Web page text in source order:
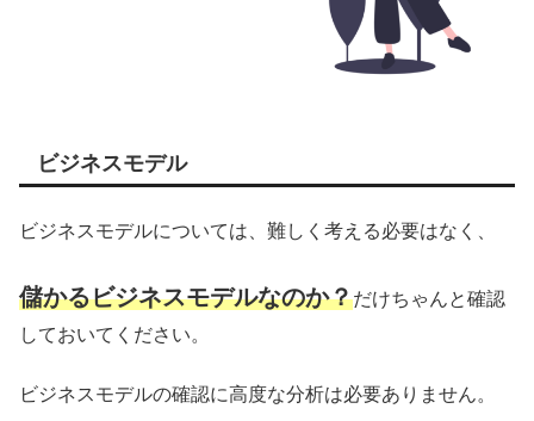
ビジネスモデル
ビジネスモデルについては、難しく考える必要はなく、
儲かるビジネスモデルなのか？だけちゃんと確認
しておいてください。
ビジネスモデルの確認に高度な分析は必要ありません。